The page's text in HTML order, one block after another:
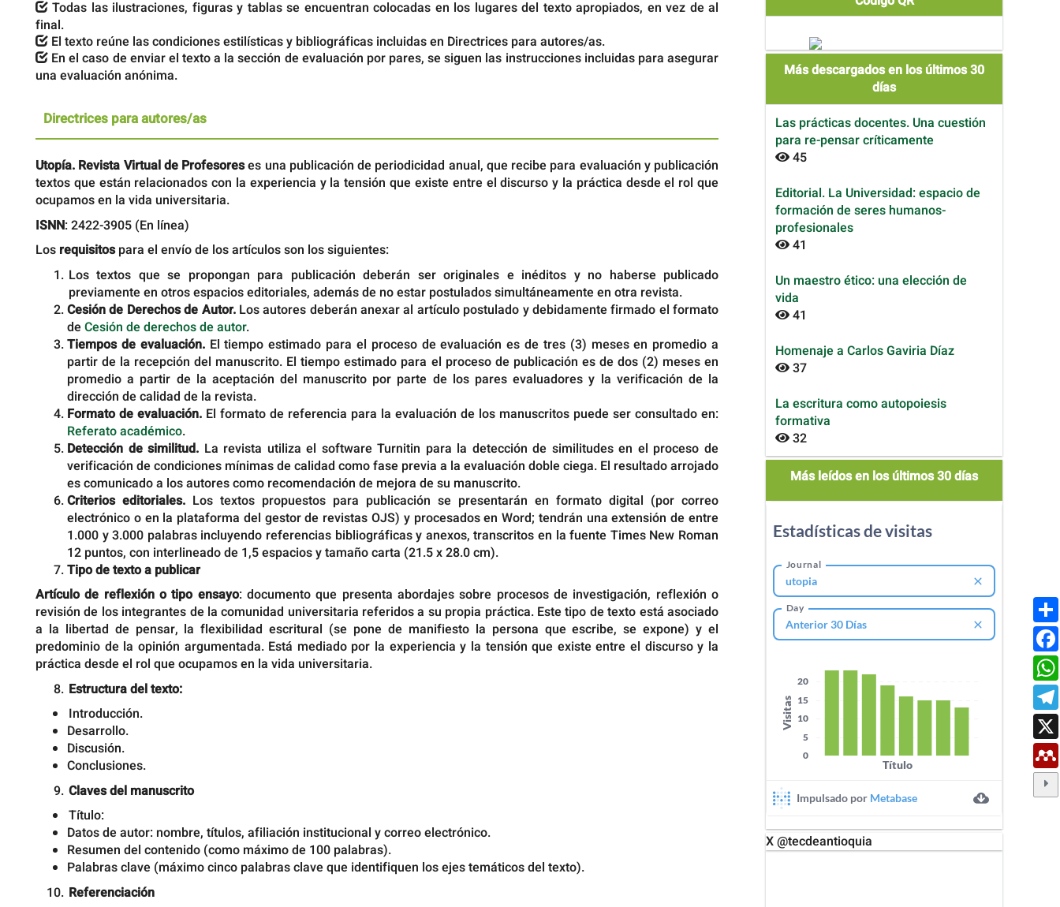
Todas las ilustraciones, figuras y tablas se encuentran colocadas en los lugares del texto apropiados, en vez de al
final.
El texto reúne las condiciones estilísticas y bibliográficas incluidas en Directrices para autores/as.
En el caso de enviar el texto a la sección de evaluación por pares, se siguen las instrucciones incluidas para asegurar
una evaluación anónima.
Directrices para autores/as
Utopía. Revista Virtual de Profesoreses una publicación de periodicidad anual, que recibe para evaluación y publicación
textos que están relacionados con la experiencia y la tensión que existe entre el discurso y la práctica desde el rol que
ocupamos en la vida universitaria.
ISNN: 2422-3905 (En línea)
Los requisitospara el envío de los artículos son los siguientes:
Los textos que se propongan para publicación deberán ser originales e inéditos y no haberse publicado
previamente en otros espacios editoriales, además de no estar postulados simultáneamente en otra revista.
Cesión de Derechos de Autor. Los autores deberán anexar al artículo postulado y debidamente firmado el formato
de Cesión de derechos de autor.
Tiempos de evaluación.El tiempo estimado para el proceso de evaluación es de tres (3) meses en promedio a
partir de la recepción del manuscrito. El tiempo estimado para el proceso de publicación es de dos (2) meses en
promedio a partir de la aceptación del manuscrito por parte de los pares evaluadores y la verificación de la
dirección de calidad de la revista.
Formato de evaluación. El formato de referencia para la evaluación de los manuscritos puede ser consultado en:
Referato académico.
Detección de similitud. La revista utiliza el software Turnitin para la detección de similitudes en el proceso de
verificación de condiciones mínimas de calidad como fase previa a la evaluación doble ciega. El resultado arrojado
es comunicado a los autores como recomendación de mejora de su manuscrito.
Criterios editoriales. Los textos propuestos para publicación se presentarán en formato digital (por correo
electrónico o en la plataforma del gestor de revistas OJS) y procesados en Word; tendrán una extensión de entre
1.000 y 3.000 palabras incluyendo referencias bibliográficas y anexos, transcritos en la fuente Times New Roman
12 puntos, con interlineado de 1,5 espacios y tamaño carta (21.5 x 28.0 cm).
Tipo de texto a publicar
Artículo de reflexión o tipo ensayo: documento que presenta abordajes sobre procesos de investigación, reflexión o
revisión de los integrantes de la comunidad universitaria referidos a su propia práctica. Este tipo de texto está asociado
a la libertad de pensar, la flexibilidad escritural (se pone de manifiesto la persona que escribe, se expone) y el
predominio de la opinión argumentada. Está mediado por la experiencia y la tensión que existe entre el discurso y la
práctica desde el rol que ocupamos en la vida universitaria.
Estructura del texto:
Introducción.
Desarrollo.
Discusión.
Conclusiones.
Claves del manuscrito
Título:
Datos de autor: nombre, títulos, afiliación institucional y correo electrónico.
Resumen del contenido (como máximo de 100 palabras).
Palabras clave (máximo cinco palabras clave que identifiquen los ejes temáticos del texto).
Referenciación
Más descargados en los últimos 30
días
Las prácticas docentes. Una cuestión
para re-pensar críticamente
45
Editorial. La Universidad: espacio de
formación de seres humanos-
profesionales
41
Un maestro ético: una elección de
vida
41
Homenaje a Carlos Gaviria Díaz
37
La escritura como autopoiesis
formativa
32
mas_leidos
Más leídos en los últimos 30 días
X
X @tecdeantioquia